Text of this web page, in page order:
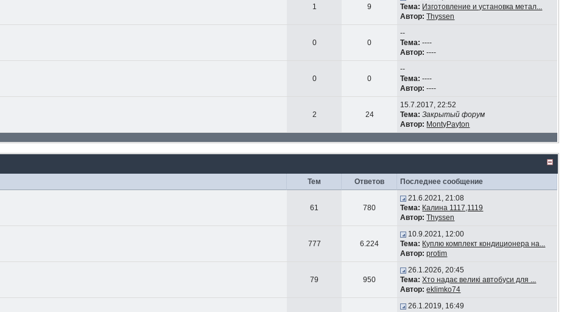
1 9
Тема: Изготовление и установка метал...
Автор: Thyssen
0 0
--
Тема: ----
Автор: ----
0 0
--
Тема: ----
Автор: ----
2 24
15.7.2017, 22:52
Тема: Закрытый форум
Автор: MontyPayton
Тем Ответов Последнее сообщение
61 780
21.6.2021, 21:08
Тема: Калина 1117,1119
Автор: Thyssen
777 6.224
10.9.2021, 12:00
Тема: Куплю комплект кондиционера на...
Автор: protim
79 950
26.1.2026, 20:45
Тема: Хто надає великі автобуси для ...
Автор: eklimko74
26.1.2019, 16:49